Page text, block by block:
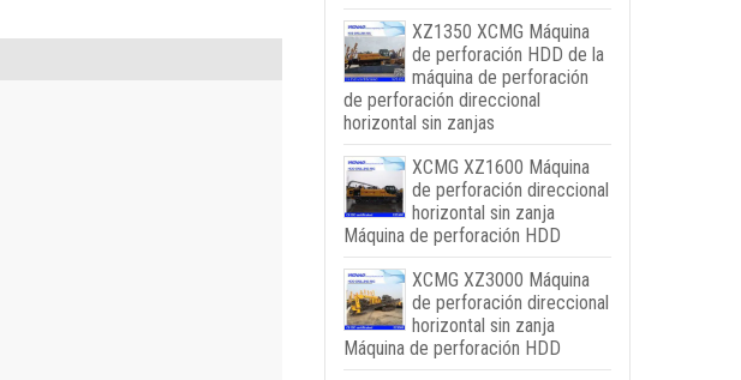
XZ1350 XCMG Máquina
de perforación HDD de la
máquina de perforación
de perforación direccional
horizontal sin zanjas
XCMG XZ1600 Máquina
de perforación direccional
horizontal sin zanja
Máquina de perforación HDD
XCMG XZ3000 Máquina
de perforación direccional
horizontal sin zanja
Máquina de perforación HDD